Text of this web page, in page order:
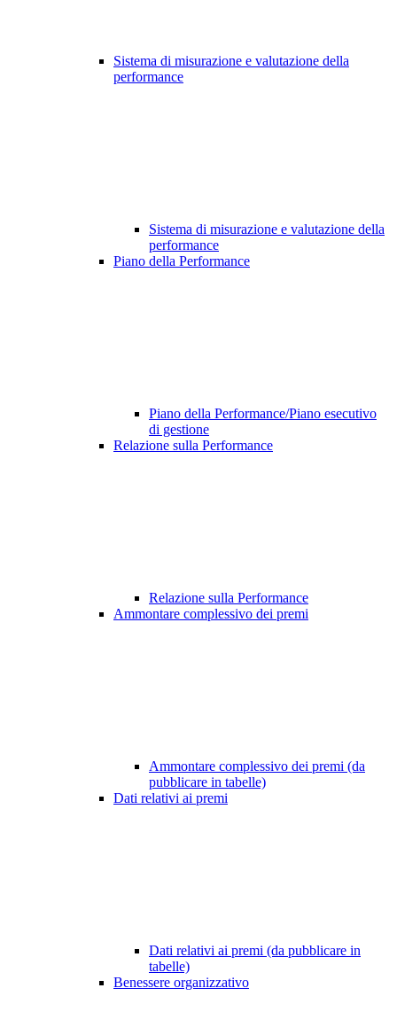
Sistema di misurazione e valutazione della
performance
Sistema di misurazione e valutazione della
performance
Piano della Performance
Piano della Performance/Piano esecutivo
di gestione
Relazione sulla Performance
Relazione sulla Performance
Ammontare complessivo dei premi
Ammontare complessivo dei premi (da
pubblicare in tabelle)
Dati relativi ai premi
Dati relativi ai premi (da pubblicare in
tabelle)
Benessere organizzativo